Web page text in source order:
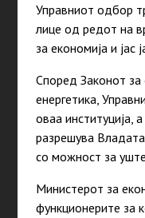
Управниот одбор
лице од редот на
за економија и јас
Според Законот за
енергетика,
оваа институција,
разрешува
со можност за
Министерот за
функционерите за